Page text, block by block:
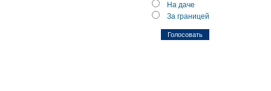
На даче
За границей